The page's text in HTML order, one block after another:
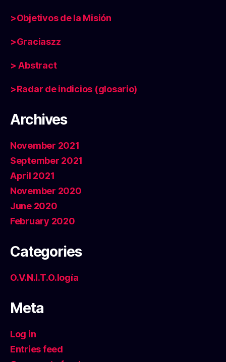
>Objetivos de la Misión
>Graciaszz
> Abstract
>Radar de indicios (glosario)
Archives
November 2021
September 2021
April 2021
November 2020
June 2020
February 2020
Categories
O.V.N.I.T.O.logía
Meta
Log in
Entries feed